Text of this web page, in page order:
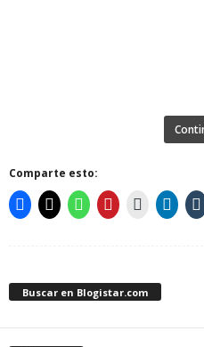
Comparte esto:
Buscar en Blogistar.com